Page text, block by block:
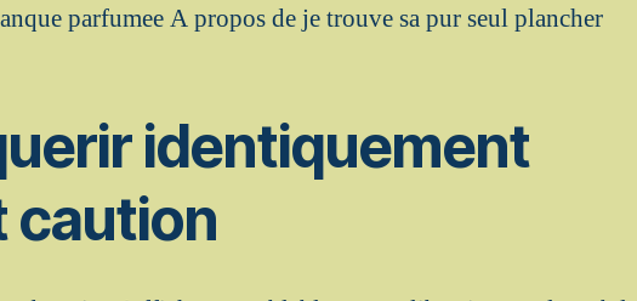
parfumee A propos de je trouve sa pur seul plancher
identiquement
caution